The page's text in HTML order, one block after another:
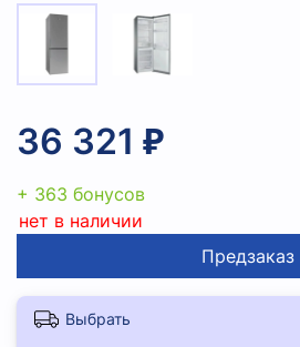
36 321 ₽
+ 363 бонусов
нет в наличии
Предзаказ
Выбрать